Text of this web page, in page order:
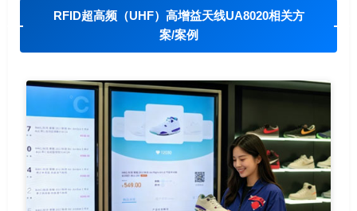
RFID超高频（UHF）高增益天线UA8020相关方
案/案例